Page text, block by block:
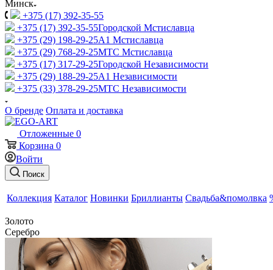
Минск
+375 (17) 392-35-55
+375 (17) 392-35-55Городской Мстиславца
+375 (29) 198-29-25A1 Мстиславца
+375 (29) 768-29-25МТС Мстиславца
+375 (17) 317-29-25Городской Независимости
+375 (29) 188-29-25A1 Независимости
+375 (33) 378-29-25МТС Независимости
О бренде Оплата и доставка
Отложенные 0
Корзина 0
Войти
Поиск
Коллекция Каталог Новинки Бриллианты Свадьба&помолвка
Золото
Серебро